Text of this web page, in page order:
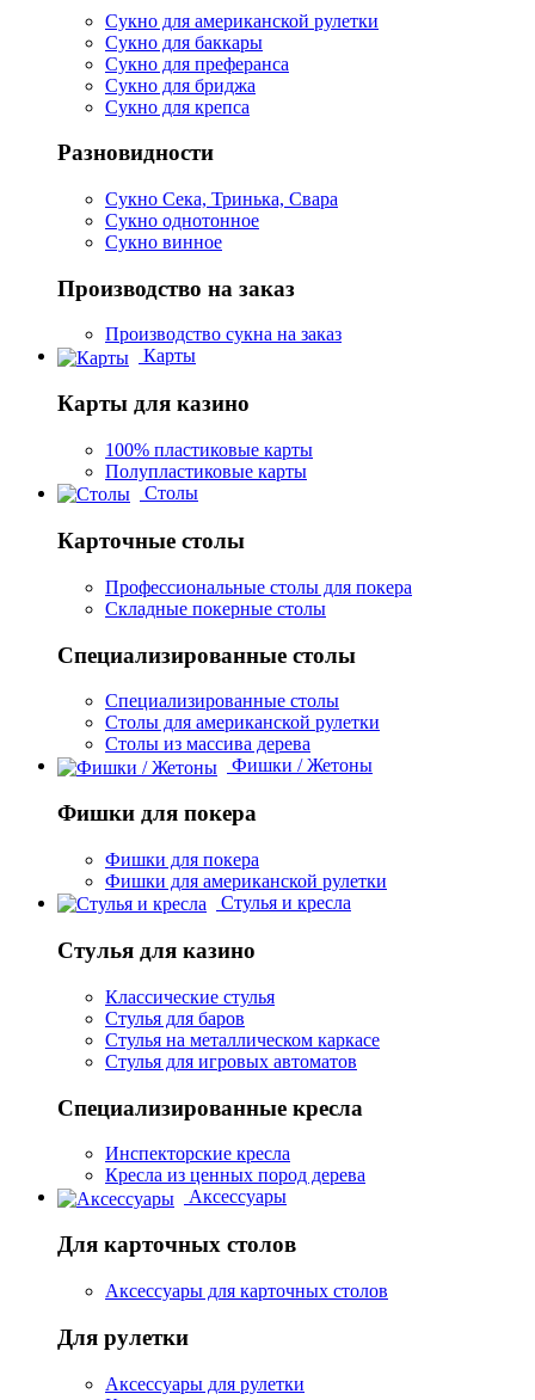
Сукно для американской рулетки
Сукно для баккары
Сукно для преферанса
Сукно для бриджа
Сукно для крепса
Разновидности
Сукно Сека, Тринька, Свара
Сукно однотонное
Сукно винное
Производство на заказ
Производство сукна на заказ
Карты
Карты для казино
100% пластиковые карты
Полупластиковые карты
Столы
Карточные столы
Профессиональные столы для покера
Складные покерные столы
Специализированные столы
Специализированные столы
Столы для американской рулетки
Столы из массива дерева
Фишки / Жетоны
Фишки для покера
Фишки для покера
Фишки для американской рулетки
Стулья и кресла
Стулья для казино
Классические стулья
Стулья для баров
Стулья на металлическом каркасе
Стулья для игровых автоматов
Специализированные кресла
Инспекторские кресла
Кресла из ценных пород дерева
Аксессуары
Для карточных столов
Аксессуары для карточных столов
Для рулетки
Аксессуары для рулетки